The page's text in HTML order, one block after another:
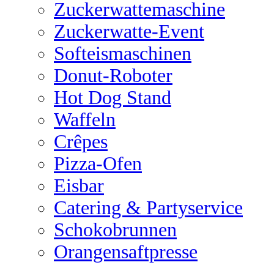
Zuckerwattemaschine
Zuckerwatte-Event
Softeismaschinen
Donut-Roboter
Hot Dog Stand
Waffeln
Crêpes
Pizza-Ofen
Eisbar
Catering & Partyservice
Schokobrunnen
Orangensaftpresse